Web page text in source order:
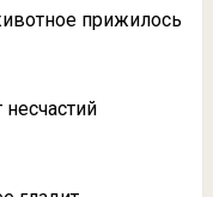
прижилось